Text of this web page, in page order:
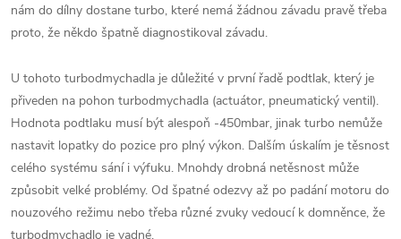
nám do dílny dostane turbo, které nemá žádnou závadu pravě třeba
proto, že někdo špatně diagnostikoval závadu.
U tohoto turbodmychadla je důležité v první řadě podtlak, který je
přiveden na pohon turbodmychadla (actuátor, pneumatický ventil).
Hodnota podtlaku musí být alespoň -450mbar, jinak turbo nemůže
nastavit lopatky do pozice pro plný výkon. Dalším úskalím je těsnost
celého systému sání i výfuku. Mnohdy drobná netěsnost může
způsobit velké problémy. Od špatné odezvy až po padání motoru do
nouzového režimu nebo třeba různé zvuky vedoucí k domněnce, že
turbodmychadlo je vadné.